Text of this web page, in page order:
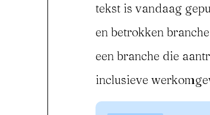
tekst is vandaag
en betrokken
een branche die
inclusieve